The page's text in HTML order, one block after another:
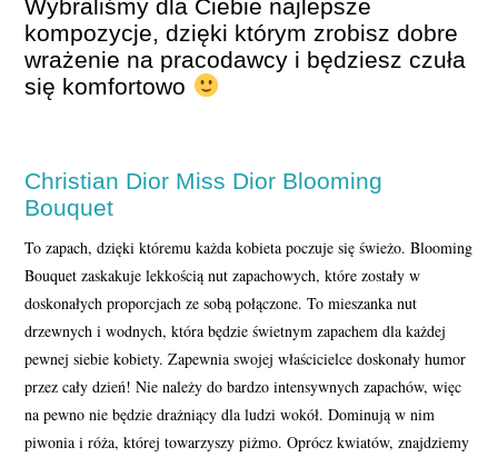
Wybraliśmy dla Ciebie najlepsze
kompozycje, dzięki którym zrobisz dobre
wrażenie na pracodawcy i będziesz czuła
się komfortowo
Christian Dior Miss Dior Blooming
Bouquet
To zapach, dzięki któremu każda kobieta poczuje się świeżo. Blooming
Bouquet zaskakuje lekkością nut zapachowych, które zostały w
doskonałych proporcjach ze sobą połączone. To mieszanka nut
drzewnych i wodnych, która będzie świetnym zapachem dla każdej
pewnej siebie kobiety. Zapewnia swojej właścicielce doskonały humor
przez cały dzień! Nie należy do bardzo intensywnych zapachów, więc
na pewno nie będzie drażniący dla ludzi wokół. Dominują w nim
piwonia i róża, której towarzyszy piżmo. Oprócz kwiatów, znajdziemy